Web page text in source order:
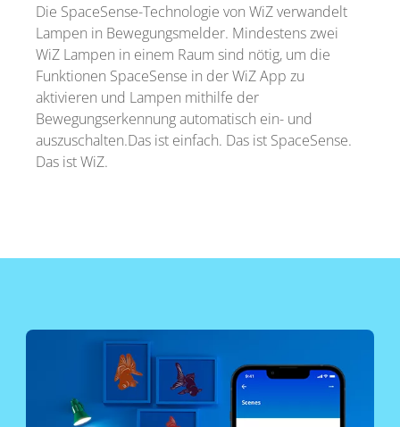
Die SpaceSense-Technologie von WiZ verwandelt
Lampen in Bewegungsmelder. Mindestens zwei
WiZ Lampen in einem Raum sind nötig, um die
Funktionen SpaceSense in der WiZ App zu
aktivieren und Lampen mithilfe der
Bewegungserkennung automatisch ein- und
auszuschalten.Das ist einfach. Das ist SpaceSense.
Das ist WiZ.